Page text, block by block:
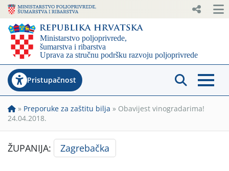
Pristupačnost
» Preporuke za zaštitu bilja » Obavijest vinogradarima!
24.04.2018.
ŽUPANIJA: Zagrebačka